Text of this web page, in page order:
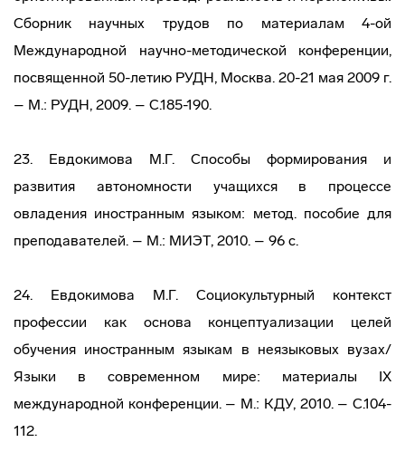
Сборник научных трудов по материалам 4-ой
Международной научно-методической конференции,
посвященной 50-летию РУДН, Москва. 20-21 мая 2009 г.
– М.: РУДН, 2009. – С.185-190.
23. Евдокимова М.Г. Способы формирования и
развития автономности учащихся в процессе
овладения иностранным языком: метод. пособие для
преподавателей. – М.: МИЭТ, 2010. – 96 с.
24. Евдокимова М.Г. Социокультурный контекст
профессии как основа концептуализации целей
обучения иностранным языкам в неязыковых вузах/
Языки в современном мире: материалы IX
международной конференции. – М.: КДУ, 2010. – С.104-
112.